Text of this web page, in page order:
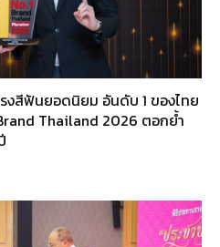
งสีฟันยอดนิยม อันดับ 1 ของไทย
Thailand 2026 ตอกย้ำ